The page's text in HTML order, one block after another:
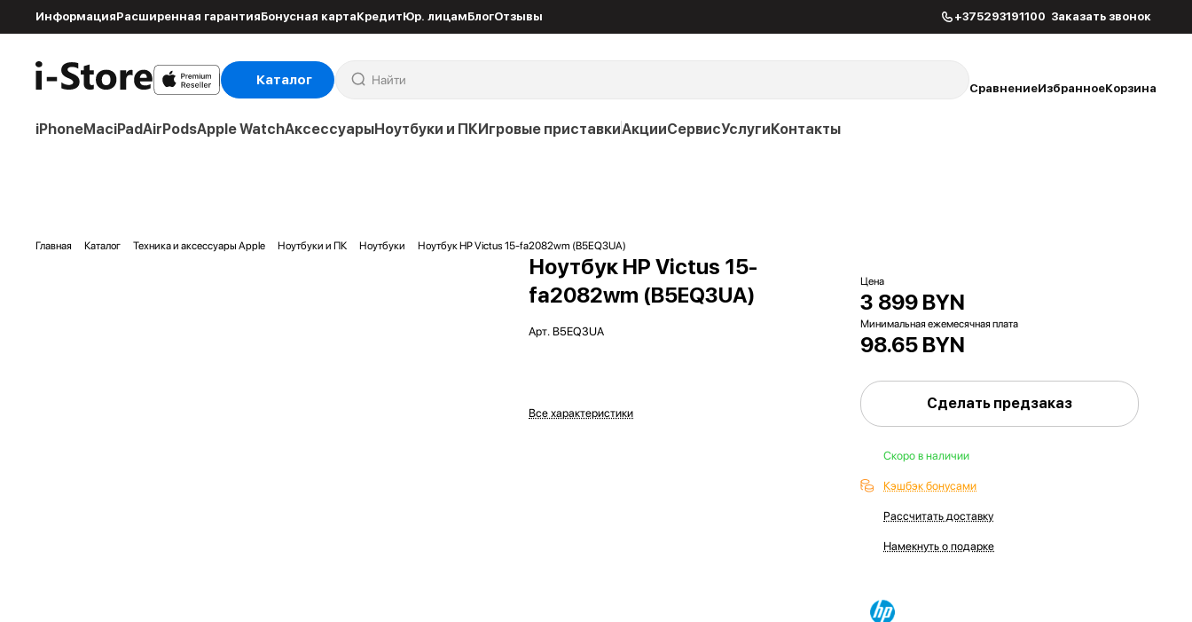
ИнформацияРасширенная гарантияБонусная картаКредитЮр. лицамБлогОтзывы +375293191100 Заказать звонок
Каталог
СравнениеИзбранноеКорзина
iPhoneMaciPadAirPodsApple WatchАксессуарыНоутбуки и ПКИгровые приставкиАкцииСервисУслугиКонтакты
Главная Каталог Техника и аксессуары Apple Ноутбуки и ПК Ноутбуки Ноутбук HP Victus 15-fa2082wm (B5EQ3UA)
Ноутбук HP Victus 15-
fa2082wm (B5EQ3UA)
Арт.B5EQ3UA
Все характеристики
Цена
3 899 BYN
Минимальная ежемесячная плата
98.65 BYN
Сделать предзаказ
Скоро в наличии
Кэшбэк бонусами
Рассчитать доставку
Намекнуть о подарке